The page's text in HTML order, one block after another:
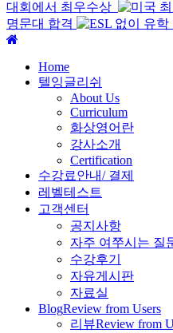
대회에서 최우수상
명문대 합격
Home
텔잉글리쉬
About Us
Curriculum
화상영어란
강사소개
Certification
수강료안내/ 결제
레벨테스트
고객센터
공지사항
자주 여쭈시는 질
수강후기
자유게시판
자료실
BlogReview from Users
리뷰Review from